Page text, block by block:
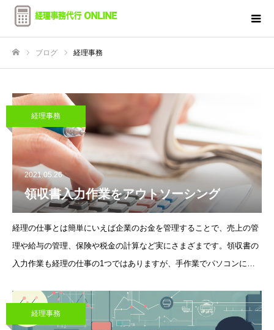
ブログ 経理事務
経理事務
2021.05.26
領収書入力作業をアウトソーシング
経理の仕事とは簡単にいえば企業のお金を管理することで、売上の管
理や給与の管理、保険や税金の計算など実にさまざまです。領収書の
入力作業も経理の仕事の1つではありますが、手作業でパソコンにデ
は経理担当者が抱
経理事務